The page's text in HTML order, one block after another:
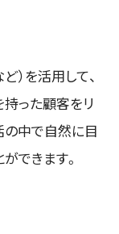
）を活用して、
った顧客をリ
の中で自然に目
できます。